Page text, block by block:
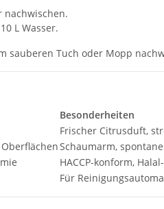
nachwischen.
L Wasser.
sauberen Tuch oder Mopp
Besonderheiten
Frischer Citrusduft,
Schaumarm,
HACCP-konform,
Für